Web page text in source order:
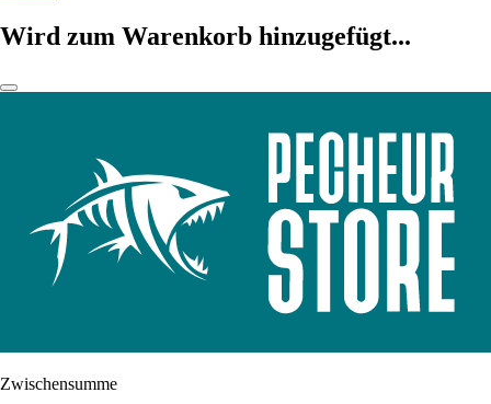
Wird zum Warenkorb hinzugefügt...
Zwischensumme